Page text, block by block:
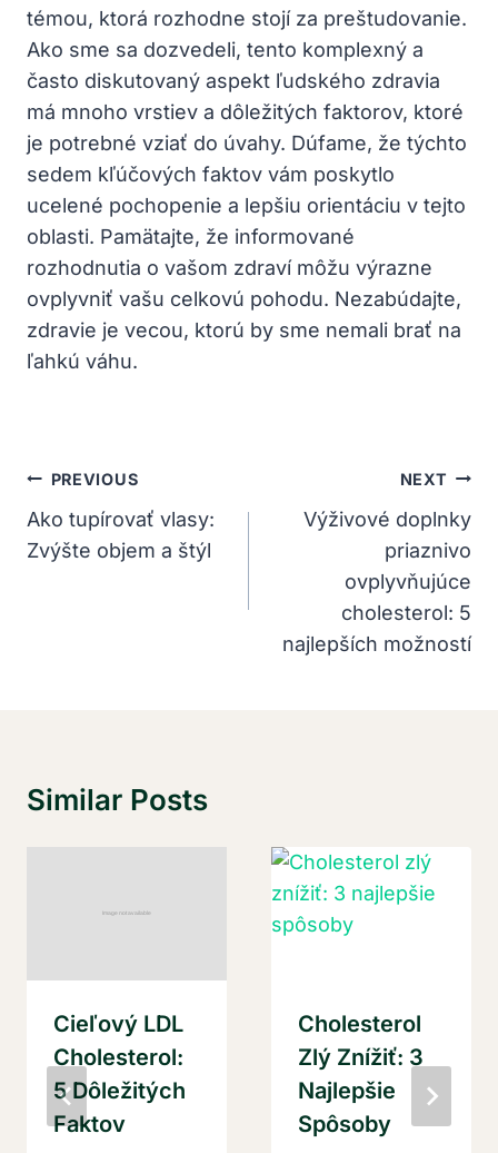
témou, ktorá‍ rozhodne stojí za preštudovanie.
Ako sme sa dozvedeli, tento komplexný a
často diskutovaný aspekt⁢ ľudského zdravia
má mnoho vrstiev a dôležitých faktorov, ktoré
je potrebné vziať do úvahy. Dúfame, že týchto
sedem kľúčových⁢ faktov vám poskytlo
ucelené pochopenie a ⁤lepšiu orientáciu v tejto
oblasti. Pamätajte, že informované
rozhodnutia o vašom ‍zdraví môžu⁢ výrazne
ovplyvniť vašu celkovú pohodu. Nezabúdajte,
zdravie je vecou, ktorú by sme nemali brať na
‍ľahkú váhu.
Navigácia
V
Článku
PREVIOUS
Ako tupírovať vlasy:
Zvýšte objem a štýl
NEXT
Výživové doplnky
priaznivo
ovplyvňujúce
cholesterol: 5
najlepších možností
Similar Posts
Cieľový LDL
Cholesterol:
5 Dôležitých
Faktov
Cholesterol
Zlý Znížiť: 3
Najlepšie
Spôsoby